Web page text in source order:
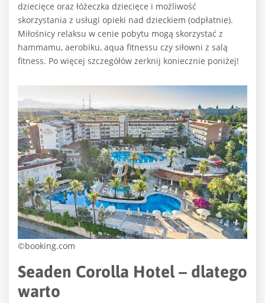
dziecięce oraz łóżeczka dziecięce i możliwość
skorzystania z usługi opieki nad dzieckiem (odpłatnie).
Miłośnicy relaksu w cenie pobytu mogą skorzystać z
hammamu, aerobiku, aqua fitnessu czy siłowni z salą
fitness. Po więcej szczegółów zerknij koniecznie poniżej!
©booking.com
Seaden Corolla Hotel – dlatego
warto